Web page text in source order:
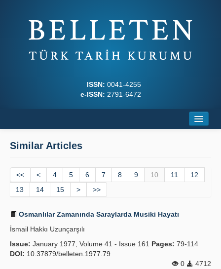
ISSN: 0041-4255
e-ISSN: 2791-6472
Journal Boards
Writing Rules
Principles
Publication Policies
Guidelines
Similar Articles
<< < 4 5 6 7 8 9 10 11
12
13
14 15 > >>
Osmanlılar Zamanında Saraylarda Musiki Hayatı
İsmail Hakkı Uzunçarşılı
Issue: January 1977, Volume 41 - Issue 161 Pages: 79-114
DOI: 10.37879/belleten.1977.79
0
4712